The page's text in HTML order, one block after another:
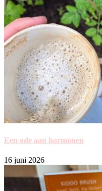
Een ode aan hormonen
16 juni 2026